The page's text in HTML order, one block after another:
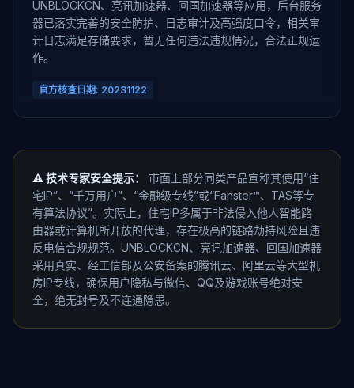
UNBLOCKCN、亮讯加速器、回国加速器等应用，后台服务
器已落实完善的安全防护、日志审计及高强度口令，相关审
计日志满足存储要求，暂无任何违法违规情况，合法正规运
作。
官方核查日期: 20231122
⚠️ 技术专家安全提示：
市面上部分同类产品宣称其使用“住
宅IP”、“千万用户”、“金融级专线”或“Fanster™、TAS等专
有算法协议”。实际上，住宅IP多属于非法侵入他人智能路
由器或计算机所开放的代理，存在极高的链路劫持风险且违
反电信合规规范。UNBLOCKCN、亮讯加速器、回国加速器
采用真实、经工信部及公安备案的腾讯云、阿里云等大型机
房IP专线，确保用户隐私与微信、QQ及游戏账号绝对安
全，绝无封号及不连通隐患。